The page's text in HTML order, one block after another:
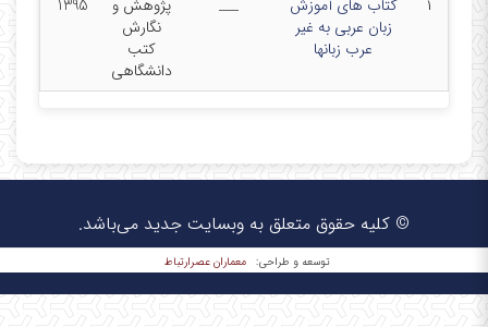
۱
کتاب های آموزش
زبان عربی به غیر
عرب زبانها
___
پژوهش و
نگارش
کتب
دانشگاهی
1395
© کلیه حقوق متعلق به وبسایت جدید می‌باشد.
توسعه و طراحی: معماران عصر‌ارتباط